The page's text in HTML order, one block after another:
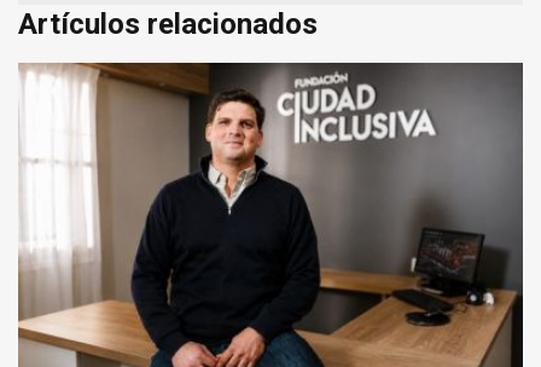
Artículos relacionados